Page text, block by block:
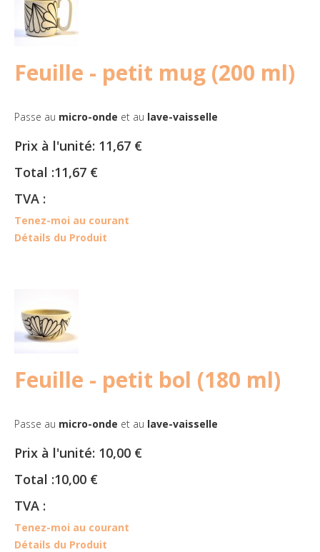
Feuille - petit mug (200 ml)
Passe au micro-onde et au lave-vaisselle
Prix à l'unité: 11,67 €
Total :11,67 €
TVA :
Tenez-moi au courant
Détails du Produit
Feuille - petit bol (180 ml)
Passe au micro-onde et au lave-vaisselle
Prix à l'unité: 10,00 €
Total :10,00 €
TVA :
Tenez-moi au courant
Détails du Produit